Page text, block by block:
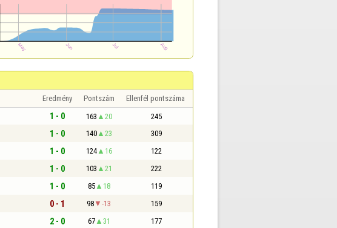
Eredmény Pontszám Ellenfél pontszáma
1 - 0 163 20 245
1 - 0 140 23 309
1 - 0 124 16 122
1 - 0 103 21 222
1 - 0 85 18 119
0 - 1 98 -13 159
2 - 0 67 31 177